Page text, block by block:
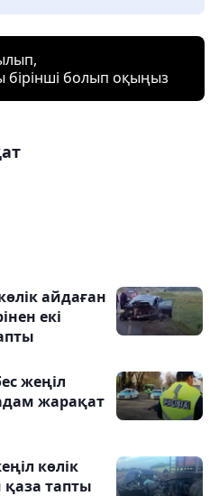
болып оқыңыз
айдаған
екі
жеңіл
жарақат
көлік
тапты